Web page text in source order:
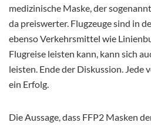
medizinische Maske, der
da preiswerter. Flugzeuge sind in
ebenso Verkehrsmittel wie
Flugreise leisten kann, kann sich
leisten. Ende der Diskussion. Jede
ein Erfolg.
Die Aussage, dass FFP2 Masken